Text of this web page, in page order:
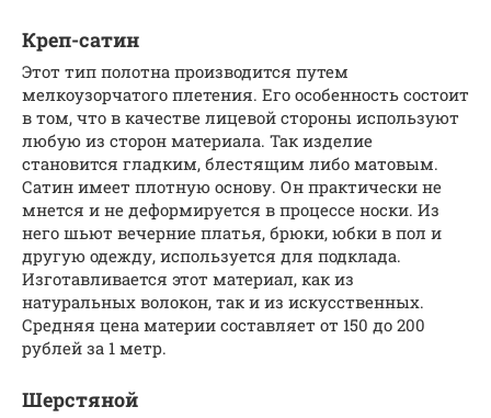
Креп-сатин
Этот тип полотна производится путем
мелкоузорчатого плетения. Его особенность состоит
в том, что в качестве лицевой стороны используют
любую из сторон материала. Так изделие
становится гладким, блестящим либо матовым.
Сатин имеет плотную основу. Он практически не
мнется и не деформируется в процессе носки. Из
него шьют вечерние платья, брюки, юбки в пол и
другую одежду, используется для подклада.
Изготавливается этот материал, как из
натуральных волокон, так и из искусственных.
Средняя цена материи составляет от 150 до 200
рублей за 1 метр.
Шерстяной